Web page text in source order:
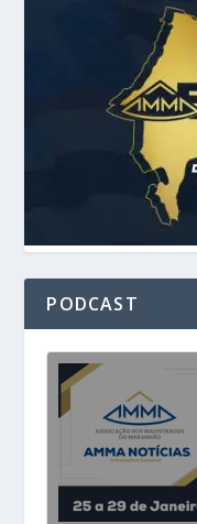
PODCAST